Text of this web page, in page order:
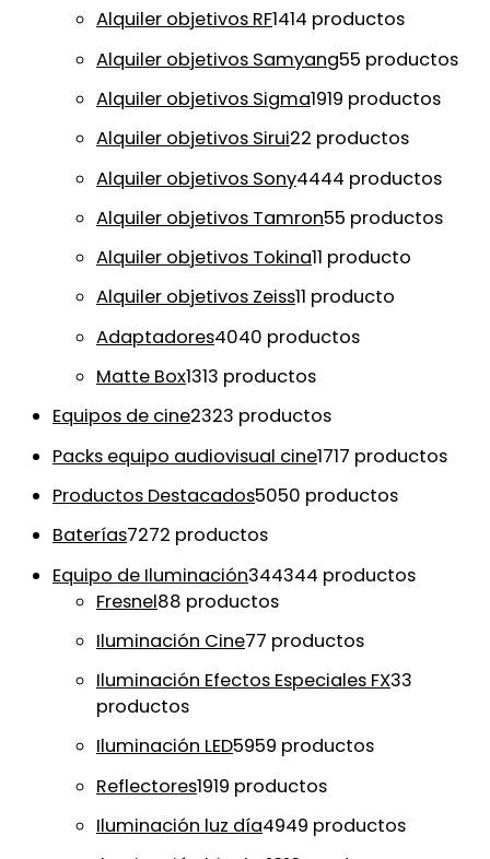
Alquiler objetivos RF1414 productos
Alquiler objetivos Samyang55 productos
Alquiler objetivos Sigma1919 productos
Alquiler objetivos Sirui22 productos
Alquiler objetivos Sony4444 productos
Alquiler objetivos Tamron55 productos
Alquiler objetivos Tokina11 producto
Alquiler objetivos Zeiss11 producto
Adaptadores4040 productos
Matte Box1313 productos
Equipos de cine2323 productos
Packs equipo audiovisual cine1717 productos
Productos Destacados5050 productos
Baterías7272 productos
Equipo de Iluminación344344 productos
Fresnel88 productos
Iluminación Cine77 productos
Iluminación Efectos Especiales FX33
productos
Iluminación LED5959 productos
Reflectores1919 productos
Iluminación luz día4949 productos